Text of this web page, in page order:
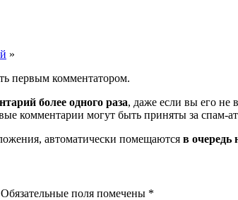
»
первым комментатором.
более одного раза, даже если вы его не
комментарии могут быть приняты за спам-
автоматически помещаются в очередь
Обязательные поля помечены *